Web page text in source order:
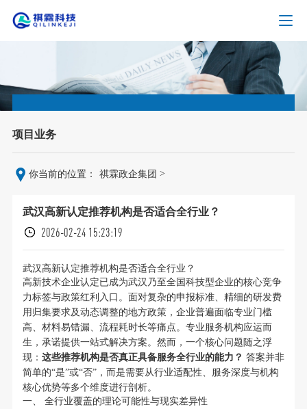
项目业务
你当前的位置： 祺霖政企集团 >
武汉高新认定推荐机构是否适合全行业？
2026-02-24 15:23:19
武汉高新认定推荐机构是否适合全行业？
高新技术企业认定已成为武汉乃至全国科技型企业的核心竞争
力标签与政策红利入口。面对复杂的申报标准、精细的研发费
用归集要求及动态调整的地方政策，企业普遍面临专业门槛
高、材料易错漏、流程耗时长等痛点。专业服务机构应运而
生，承诺提供一站式解决方案。然而，一个核心问题随之浮
现： 这些推荐机构是否真正具备服务全行业的能力？ 答案并非
简单的“是”或“否”，而是需要从行业适配性、服务深度与机构
核心优势等多个维度进行剖析。
一、 全行业覆盖的理论可能性与现实差异性